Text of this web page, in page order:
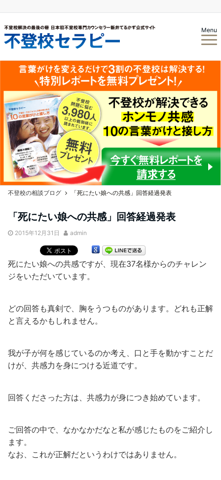
Menu
不登校の相談ブログ 「死にたい娘への共感」回答経過発表
「死にたい娘への共感」回答経過発表
2015年12月31日 admin
死にたい娘への共感ですが、現在37名様からのチャレン
ジをいただいています。
どの回答も真剣で、胸をうつものがあります。どれも正解
と言えるかもしれません。
我が子が何を感じているのか考え、口と手を動かすことだ
けが、共感力を身につける近道です。
回答くださった方は、共感力が身につき始めています。
ご回答の中で、なかなかだなと私が感じたものをご紹介し
ます。
なお、これが正解だというわけではありません。